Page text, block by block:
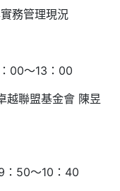
務管理現況
00～13：00
越聯盟基金會 陳昱
：50～10：40